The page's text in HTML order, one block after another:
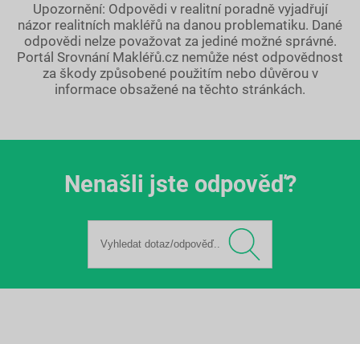
Upozornění: Odpovědi v realitní poradně vyjadřují
názor realitních makléřů na danou problematiku. Dané
odpovědi nelze považovat za jediné možné správné.
Portál Srovnání Makléřů.cz nemůže nést odpovědnost
za škody způsobené použitím nebo důvěrou v
informace obsažené na těchto stránkách.
Nenašli jste odpověď?